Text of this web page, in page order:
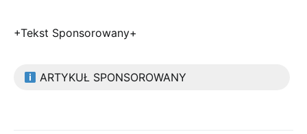
+Tekst Sponsorowany+
ARTYKUŁ SPONSOROWANY